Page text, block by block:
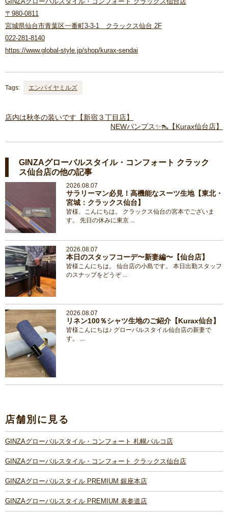
〒980-0811
宮城県仙台市青葉区一番町3-3-1 クラックス仙台 2F
022-281-8140
https://www.global-style.jp/shop/kurax-sendai
Tags: エンパイヤミルズ
店内は秋冬の装いです【新宿３丁目店】
NEWパンプス✨👠【Kurax仙台店】
GINZAグローバルスタイル・コンフォート クラック
ス仙台店の他の記事
2026.08.07
サラリーマン必見！高機能なスーツ生地【東北・
宮城：クラックス仙台】
皆様、こんにちは。 クラックス仙台の宮本でございま
す。 先日の休みに東京 ...
2026.08.07
本日のスタッフコーデ〜新妻編〜【仙台店】
皆様こんにちは。 仙台店の小島です。 本日出勤スタッフ
のスナップをどうぞ ...
2026.08.07
リネン100％シャツ生地のご紹介【Kurax仙台】
皆様こんにちは♪ グローバルスタイル仙台店の新妻で
す。 ...
店舗別に見る
GINZAグローバルスタイル・コンフォート 札幌パルコ店
GINZAグローバルスタイル・コンフォート クラックス仙台店
GINZAグローバルスタイル PREMIUM 銀座本店
GINZAグローバルスタイル PREMIUM 表参道店